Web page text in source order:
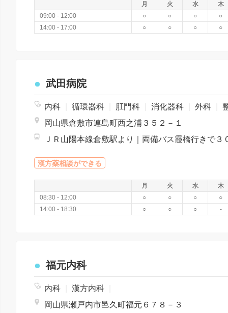
月 火 水
木
09:00 - 12:00
○ ○ ○
○
14:00 - 17:00
○ ○ ○ ○
武田病院
内科 循環器科 肛門科 消化器科 外科
整形
岡山県倉敷市連島町西之浦３５２－１
漢方薬相談ができる
月 火 水
木
08:30 - 12:00
○ ○ ○
○
14:00 - 18:30
○ ○ ○ -
福元内科
内科 漢方内科
岡山県瀬戸内市邑久町福元６７８－３